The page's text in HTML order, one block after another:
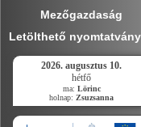
Mezőgazdaság
Letölthető
2026. augusztus 10.
hétfő
ma: Lörinc
holnap: Zsuzsanna